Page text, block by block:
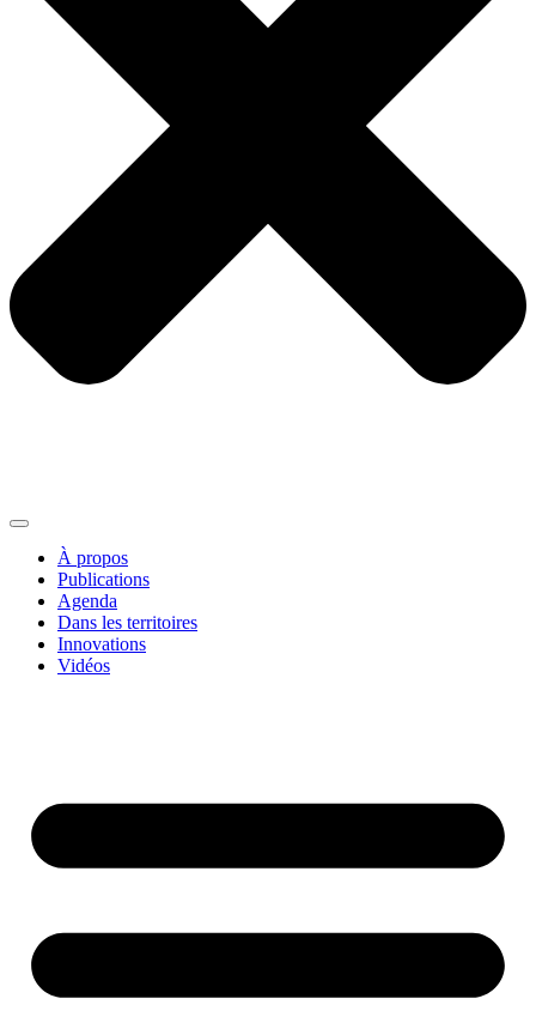
À propos
Publications
Agenda
Dans les territoires
Innovations
Vidéos